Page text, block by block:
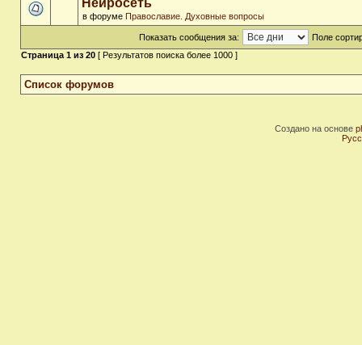
Нейросеть
в форуме Православие. Духовные вопросы
Показать сообщения за:
Поле
Страница 1 из 20 [ Результатов поиска более 1000 ]
Список форумов
Создано на основе